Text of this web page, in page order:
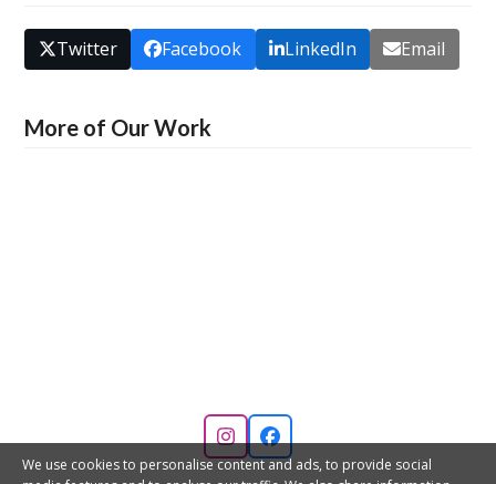
Twitter Facebook LinkedIn Email
More of Our Work
Instagram
Facebook
We use cookies to personalise content and ads, to provide social